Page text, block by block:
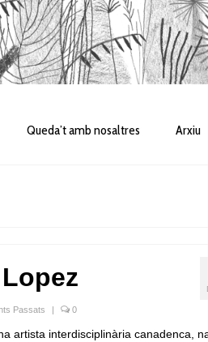
Queda’t amb nosaltres Arxiu
Passats 0
artista interdisciplinària canadenca,